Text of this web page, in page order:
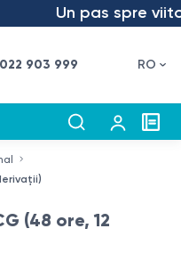
Un pas spre
022 903 999 RO
(48 ore, 12